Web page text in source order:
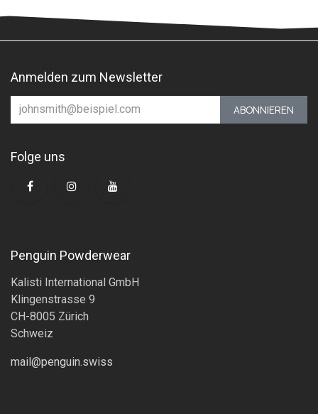
Anmelden zum Newsletter
ABONNIEREN
Folge uns
Penguin Powderwear
Kalisti International GmbH
Klingenstrasse 9
CH-8005 Zürich
Schweiz
mail@penguin.swiss